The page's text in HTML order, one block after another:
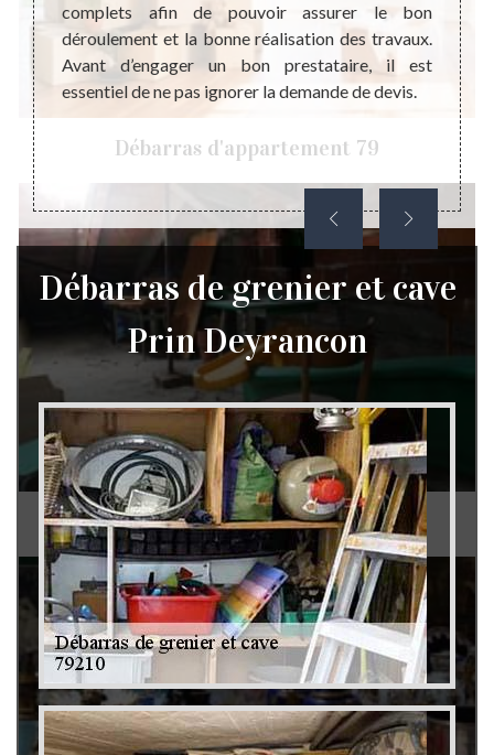
Débarras d'appartement 79
Débarras de grenier et cave 79
ne
les
complets afin de pouvoir assurer le bon
déroulement et la bonne réalisation des travaux.
Avant d’engager un bon prestataire, il est
essentiel de ne pas ignorer la demande de devis.
des
de
Débarras de grenier et cave
Prin Deyrancon